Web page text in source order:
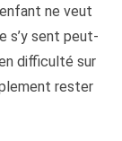
ne veut
s’y sent peut-
en difficulté sur
rester